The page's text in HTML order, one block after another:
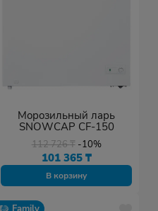
Морозильный ларь
SNOWCAP CF-150
112 726₸ -10%
101 365 ₸
В корзину